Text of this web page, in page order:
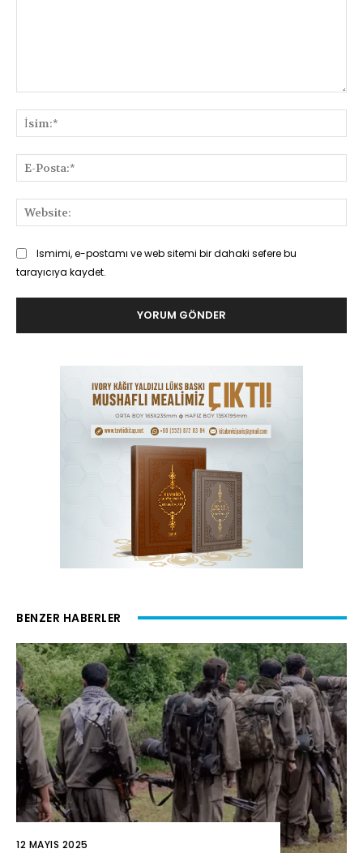
Ismimi, e-postamı ve web sitemi bir dahaki sefere bu
tarayıcıya kaydet.
BENZER HABERLER
12 MAYIS 2025